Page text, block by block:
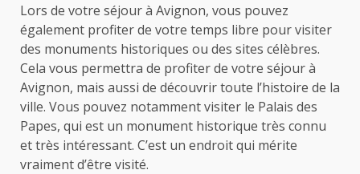
Lors de votre séjour à Avignon, vous pouvez
également profiter de votre temps libre pour visiter
des monuments historiques ou des sites célèbres.
Cela vous permettra de profiter de votre séjour à
Avignon, mais aussi de découvrir toute l’histoire de la
ville. Vous pouvez notamment visiter le Palais des
Papes, qui est un monument historique très connu
et très intéressant. C’est un endroit qui mérite
vraiment d’être visité.